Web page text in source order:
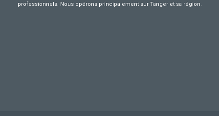
professionnels. Nous opérons principalement sur Tanger et sa région.